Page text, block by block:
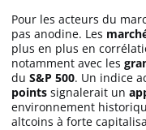
Pour les acteurs du
pas anodine. Les
plus en plus en
notamment avec les
du S&P 500. Un indice
points signalerait un
environnement
altcoins à forte